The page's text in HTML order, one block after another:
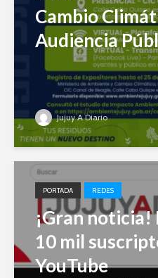
Cambio
Audiencia
Jujuy A Diario
PORTADA REDES
¡Gran noticia!
10 mil
YouTube